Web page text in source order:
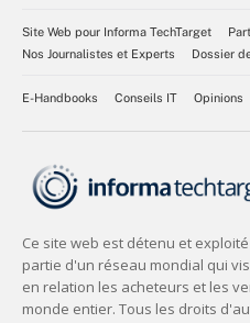
Site Web pour Informa TechTarget
Nos Journalistes et Experts
Dossier
E-Handbooks Conseils IT Opinions